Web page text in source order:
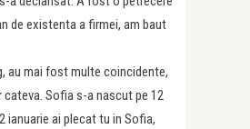
de existenta a firmei, am baut
au mai fost multe coincidente,
Sofia s-a nascut pe 12
ianuarie ai plecat tu in Sofia,